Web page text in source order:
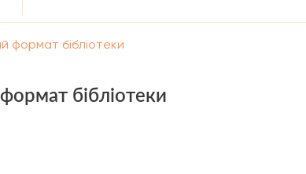
формат бібліотеки
бібліотеки